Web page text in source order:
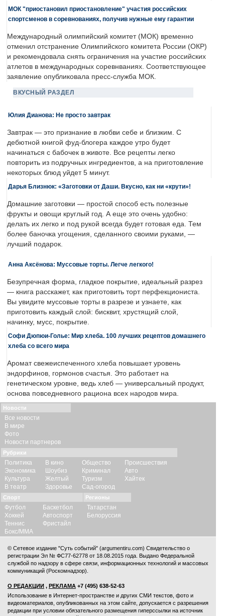
МОК "приостановил приостановление" участия российских
спортсменов в соревнованиях, получив нужные ему гарантии
Международный олимпийский комитет (МОК) временно
отменил отстранение Олимпийского комитета России (ОКР)
и рекомендовала снять ограничения на участие российских
атлетов в международных соревнваниях. Соответствующее
заявление опубликовала пресс-служба МОК.
ВКУСНЫЙ РАЗДЕЛ
Юлия Дианова: Не просто завтрак
Завтрак — это признание в любви себе и близким. С
дебютной книгой фуд-блогера каждое утро будет
начинаться с бабочек в животе. Все рецепты легко
повторить из подручных ингредиентов, а на приготовление
некоторых блюд уйдет 5 минут.
Дарья Близнюк: «Заготовки от Даши. Вкусно, как ни «крути»!
Домашние заготовки — простой способ есть полезные
фрукты и овощи круглый год. А еще это очень удобно:
делать их легко и под рукой всегда будет готовая еда. Тем
более баночка угощения, сделанного своими руками, —
лучший подарок.
Анна Аксёнова: Муссовые торты. Легче легкого!
Безупречная форма, гладкое покрытие, идеальный разрез
— книга расскажет, как приготовить торт перфекциониста.
Вы увидите муссовые торты в разрезе и узнаете, как
приготовить каждый слой: бисквит, хрустящий слой,
начинку, мусс, покрытие.
Софи Дюпюи-Голье: Мир хлеба. 100 лучших рецептов домашнего
хлеба со всего мира
Аромат свежеиспеченного хлеба повышает уровень
эндорфинов, гормонов счастья. Это работает на
генетическом уровне, ведь хлеб — универсальный продукт,
основа повседневного рациона всех народов мира.
Новости
Все новости
В мире
Фото
Новости партнеров
Рубрики
Политика
Экономика
Культура
В театр
В кино
Шоубиз
Желтый
Здоровье
Общество
Криминал
Туризм
Сад-огород
Происшествия
Авто
Хайтек
Спорт
Футбол
Хоккей
Теннис
Бокс/ММА
Баскетбол
Автоспорт
Фристайл
Регионы
Татарстан
Белоруссия
© Сетевое издание "Суть событий" (argumentiru.com) Свидетельство о
регистрации Эл № ФС77-62778 от 18.08.2015 года. Выдано Федеральной
службой по надзору в сфере связи, информационных технологий и массовых
коммуникаций (Роскомнадзор).
О РЕДАКЦИИ , РЕКЛАМА +7 (495) 638-52-63
Использование в Интернет-пространстве и других СМИ текстов, фото и
видеоматериалов, опубликованных на этом сайте, допускается с разрешения
редакции при условии обязательного размещения гиперссылки на источник